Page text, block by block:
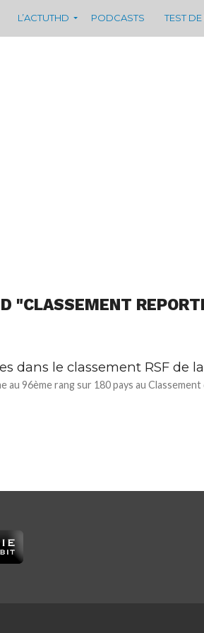
L’ACTUTHD PODCASTS TEST
"CLASSEMENT
dans le classement RSF de
au 96ème rang sur 180 pays au